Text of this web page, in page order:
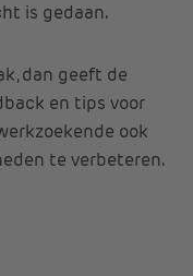
is gedaan.
dan geeft de
en tips voor
ook
te verbeteren.